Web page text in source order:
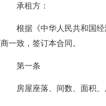
承租方：
根据《中华人民共和国
商一致，签订本合同。
第一条
房屋座落、间数、面积